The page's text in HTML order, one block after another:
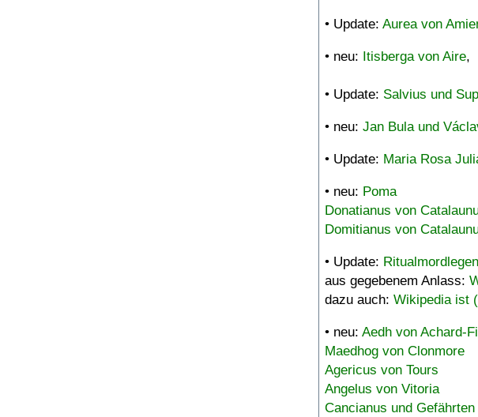
• Update: Aurea von
• neu: Itisberga von Aire,
• Update: Salvius und
• neu: Jan Bula und
• Update: Maria Rosa
• neu: Poma
Donatianus von
Domitianus von
• Update:
aus gegebenem Anlass:
dazu auch: Wikipedia ist
• neu: Aedh von Achard-
Maedhog von Clonmore
Agericus von Tours
Angelus von Vitoria
Cancianus und Gefährten